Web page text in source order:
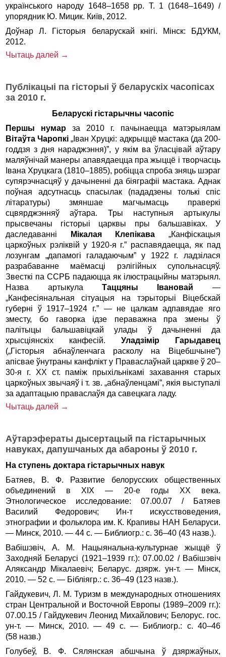
українського народу 1648–1658 рр. Т. 1 (1648–1649) /
упорядник Ю. Мицик. Київ, 2012.
Доўнар Л. Гісторыя беларускай кнігі. Мінск: БДУКМ,
2012.
Чытаць далей →
Публікацыі па гісторыі ў беларускіх часопісах
за 2010 г.
Беларускі гістарычны часопіс
Першы
нумарза 2010 г. пачынаецца матэрыялам
Вітаўта Чаропкі „Іван Хруцкі: адкрыццё мастака (да 200-
годдзя з дня нараджэння)”, у якім ва ўласцівай аўтару
маляўнічай манеры апавядаецца пра жыццё і творчасць
Івана Хруцкага (1810–1885), робіцца спроба зняць шэраг
супярэчнасцяў у дачыненні да біяграфіі мастака. Аднак
поўная адсутнасць спасылак (пададзены толькі спіс
літаратуры) змяншае магчымасць праверкі
сцвярджэнняў аўтара. Тры наступныя артыкулы
прысвечаны гісторыі царквы пры бальшавіках. У
даследаванні
Мікалая Клепікава „Канфіскацыя
царкоўных рэліквій у 1920-я г.” распавядаецца, як пад
лозунгам „дапамогі галадаючым” у 1922 г. ладзілася
разрабаванне маёмасці рэлігійных супольнасцяў.
Звесткі па ССРБ падаюцца як ілюстрацыйны матэрыял.
Назва артыкула Таццяны Івановай —
„Канфесіянальная сітуацыя на тэрыторыі Віцебскай
губерні ў 1917–1924 г.” — не цалкам адпавядае яго
зместу, бо гаворка ідзе пераважна пра змены ў
палітыцы бальшавіцкай улады ў дачыненні да
хрысціянскіх канфесій. Уладзімір Гарыдавец
(„Гісторыя абнаўленчага расколу на Віцебшчыне”)
апісвае ўнутраны канфлікт у Праваслаўнай царкве ў 20–
30-я г. XX ст. паміж прыхільнікамі захавання старых
царкоўных звычаяў і т. зв. „абнаўленцамі”, якія выступалі
за адаптацыю праваслаўя да савецкага ладу.
Чытаць далей →
Аўтарэфераты дысертацый па гістарычных
навуках, дапушчаных да абароны ў 2010 г.
На ступень доктара гістарычных навук
Батяев, В. Ф. Развитие белорусских общественных
объединений в XIX — 20-е годы XX века.
Этнологическое исследование: 07.00.07 / Батяев
Василий Федорович; Ин-т искусствоведения,
этнографии и фольклора им. К. Крапивы НАН Беларуси.
— Минск, 2010. — 44 с. — Библиогр.: с. 36–40 (43 назв.).
Вабішэвіч, А. М. Нацыянальна-культурнае жыццё ў
Заходняй Беларусі (1921–1939 гг.): 07.00.02 / Вабішэвіч
Аляксандр Мікалаевіч; Беларус. дзярж. ун-т. — Мінск,
2010. — 52 с. — Бібліягр.: с. 36–49 (123 назв.).
Гайдукевич, Л. М. Туризм в международных отношениях
стран Центральной и Восточной Европы (1989–2009 гг.):
07.00.15 / Гайдукевич Леонид Михайлович; Белорус. гос.
ун-т. — Минск, 2010. — 49 с. — Библиогр.: с. 40–46
(58 назв.)
Голубеў, В. Ф. Сялянская абшчына ў дзяржаўных,